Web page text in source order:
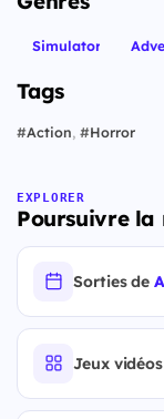
Simulator
Tags
#Action, #Horror
EXPLORER
Poursuivre
Sorties de
Jeux